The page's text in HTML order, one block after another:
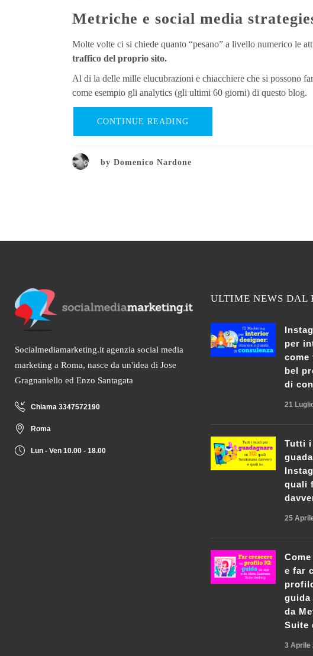
Metriche e social media
Molte volte ci si chiede quanto “pesano” a livello numerico le
traffico del proprio sito.
Al di la delle mille elucubrazioni e chiacchiere che si possono
come esempio gli analytics (gli ultimi 60 giorni) di questo blog.
CONTINUE READING
by Domenico Nardone
Socialmediamarketing.it agenzia social media
marketing a Roma, nasce da un'idea di Jose
Gragnaniello ed Enzo Santagata
Chiama 3347572190
Roma
Lun - Ven 10.00 - 18.00
ULTIME NEWS DAL
per
come
bel
di
21
Tutti i
quali
25
e far
guida
da
Suite
3 Aprile